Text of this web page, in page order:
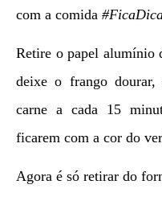
com a comida
Retire o papel alumínio
deixe o frango dourar,
carne a cada 15
ficarem com a cor do
Agora é só retirar do